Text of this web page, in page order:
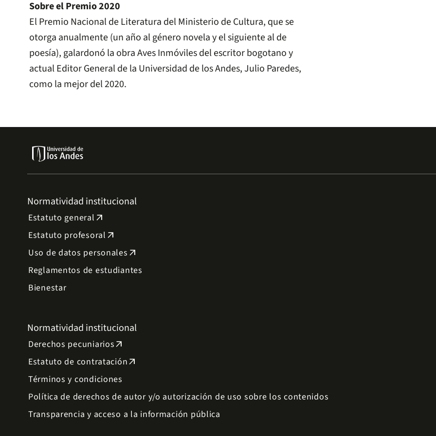
Sobre el Premio 2020
El Premio Nacional de Literatura del Ministerio de Cultura, que se
otorga anualmente (un año al género novela y el siguiente al de
poesía), galardonó la obra Aves Inmóviles del escritor bogotano y
actual Editor General de la Universidad de los Andes, Julio Paredes,
como la mejor del 2020.
Normatividad institucional
Estatuto general arrow_outward
Estatuto profesoral arrow_outward
Uso de datos personales arrow_outward
Reglamentos de estudiantes
Bienestar
Normatividad institucional
Derechos pecuniariosarrow_outward
Estatuto de contrataciónarrow_outward
Términos y condiciones
Política de derechos de autor y/o autorización de uso sobre los contenidos
Transparencia y acceso a la información pública